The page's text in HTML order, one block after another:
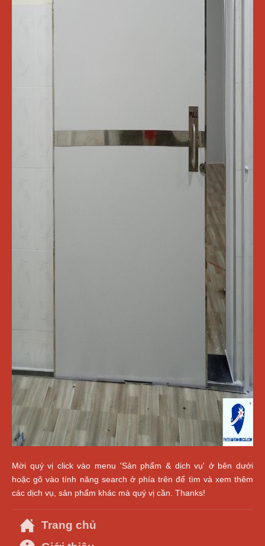
Mời quý vị click vào menu 'Sản phẩm & dịch vụ' ở bên dưới
hoặc gõ vào tính năng search ở phía trên để tìm và xem thêm
các dịch vụ, sản phẩm khác mà quý vị cần. Thanks!
Trang chủ